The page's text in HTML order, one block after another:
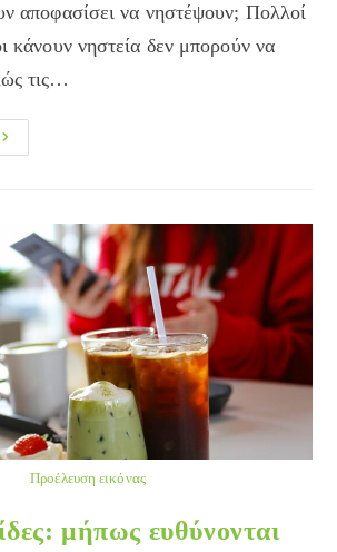
αποφασίσει να νηστέψουν; Πολλοί
κάνουν νηστεία δεν μπορούν να
τις…
Νηστεία
Προέλευση εικόνας
μήπως ευθύνονται